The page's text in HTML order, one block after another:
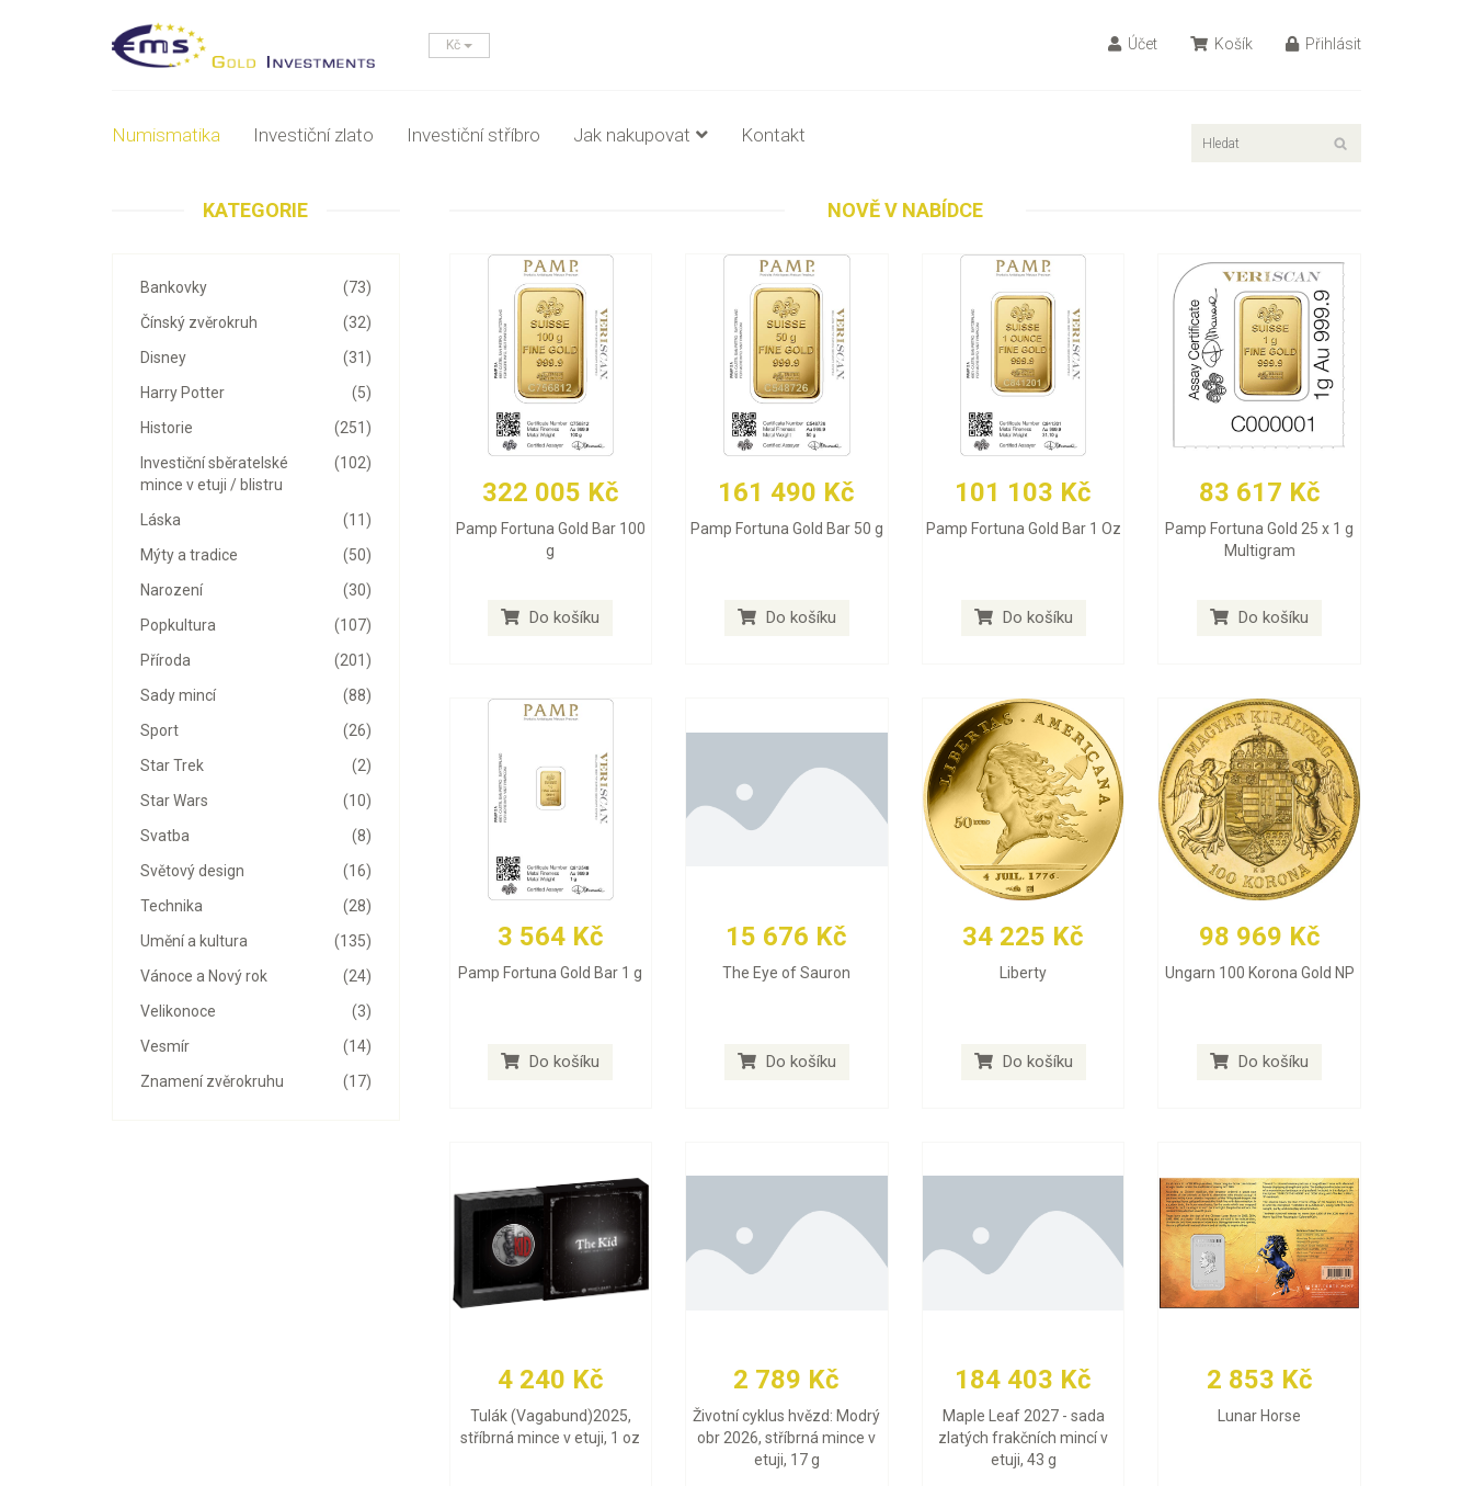
Kč Účet Košík Přihlásit
Numismatika Investiční zlato Investiční stříbro Jak nakupovat Kontakt
KATEGORIE
(73)
Bankovky
(32)
Čínský zvěrokruh
(31)
Disney
(5)
Harry Potter
(251)
Historie
(102)
Investiční sběratelské
mince v etuji / blistru
(11)
Láska
(50)
Mýty a tradice
(30)
Narození
(107)
Popkultura
(201)
Příroda
(88)
Sady mincí
(26)
Sport
(2)
Star Trek
(10)
Star Wars
(8)
Svatba
(16)
Světový design
(28)
Technika
(135)
Umění a kultura
(24)
Vánoce a Nový rok
(3)
Velikonoce
(14)
Vesmír
(17)
Znamení zvěrokruhu
NOVĚ V NABÍDCE
322 005 Kč
Pamp Fortuna Gold Bar 100
g
Do košíku
161 490 Kč
Pamp Fortuna Gold Bar 50 g
Do košíku
101 103 Kč
Pamp Fortuna Gold Bar 1 Oz
Do košíku
83 617 Kč
Pamp Fortuna Gold 25 x 1 g
Multigram
Do košíku
3 564 Kč
Pamp Fortuna Gold Bar 1 g
Do košíku
15 676 Kč
The Eye of Sauron
Do košíku
34 225 Kč
Liberty
Do košíku
98 969 Kč
Ungarn 100 Korona Gold NP
Do košíku
4 240 Kč
Tulák (Vagabund)2025,
stříbrná mince v etuji, 1 oz
2 789 Kč
Životní cyklus hvězd: Modrý
obr 2026, stříbrná mince v
etuji, 17 g
184 403 Kč
Maple Leaf 2027 - sada
zlatých frakčních mincí v
etuji, 43 g
2 853 Kč
Lunar Horse